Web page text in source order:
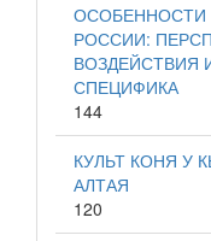
ОСОБЕННОСТИ
РОССИИ:
ВОЗДЕЙСТВИЯ
СПЕЦИФИКА
144
КУЛЬТ КОНЯ У
АЛТАЯ
120